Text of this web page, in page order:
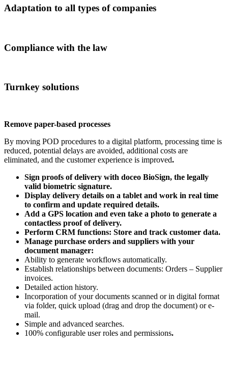
Adaptation to all types of companies
Compliance with the law
Turnkey solutions
Remove paper-based processes
By moving POD procedures to a digital platform, processing time is
reduced, potential delays are avoided, additional costs are
eliminated, and the customer experience is improved.
Sign proofs of delivery with doceo BioSign, the legally
valid biometric signature.
Display delivery details on a tablet and work in real time
to confirm and update required details.
Add a GPS location and even take a photo to generate a
contactless proof of delivery.
Perform CRM functions: Store and track customer data.
Manage purchase orders and suppliers with your
document manager:
Ability to generate workflows automatically.
Establish relationships between documents: Orders – Supplier
invoices.
Detailed action history.
Incorporation of your documents scanned or in digital format
via folder, quick upload (drag and drop the document) or e-
mail.
Simple and advanced searches.
100% configurable user roles and permissions.